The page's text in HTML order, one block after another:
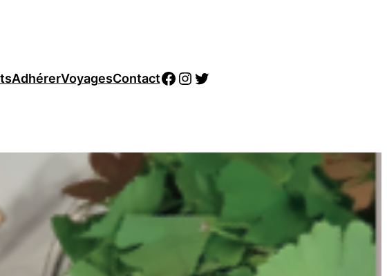
AdhérerVoyagesContactFacebook
Instagram
Twitter